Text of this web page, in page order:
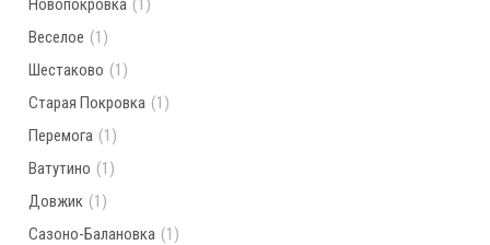
Новопокровка (1)
Веселое (1)
Шестаково (1)
Старая Покровка (1)
Перемога (1)
Ватутино (1)
Довжик (1)
Сазоно-Балановка (1)